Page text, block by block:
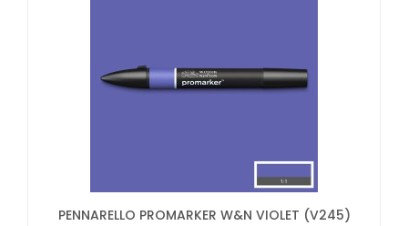
PENNARELLO PROMARKER W&N VIOLET (V245)